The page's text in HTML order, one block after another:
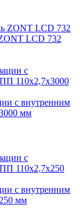
LCD 732
с внутренним
мм
с внутренним
мм